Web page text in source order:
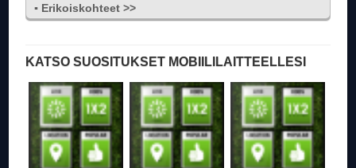
▪ Erikoiskohteet >>
KATSO SUOSITUKSET MOBIILILAITTEELLESI